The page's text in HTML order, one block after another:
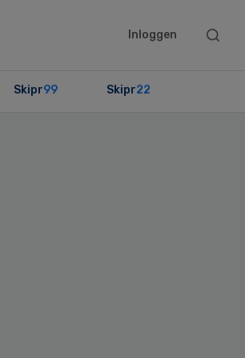
Inloggen
Search
Skipr99 Skipr22